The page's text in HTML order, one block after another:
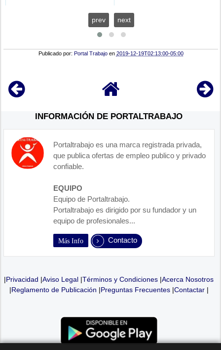
prev next
Publicado por: Portal Trabajo en 2019-12-19T02:13:00-05:00
INFORMACIÓN DE PORTALTRABAJO
Portaltrabajo es una marca registrada privada,
que publica ofertas de empleo publico y privado
confiable.
EQUIPO
Equipo de Portaltrabajo.
Portaltrabajo es dirigido por su fundador y un
equipo de profesionales...
Más Info Contacto
|Privacidad |Aviso Legal |Términos y Condiciones |Acerca Nosotros
|Reglamento de Publicación |Preguntas Frecuentes|Contactar|